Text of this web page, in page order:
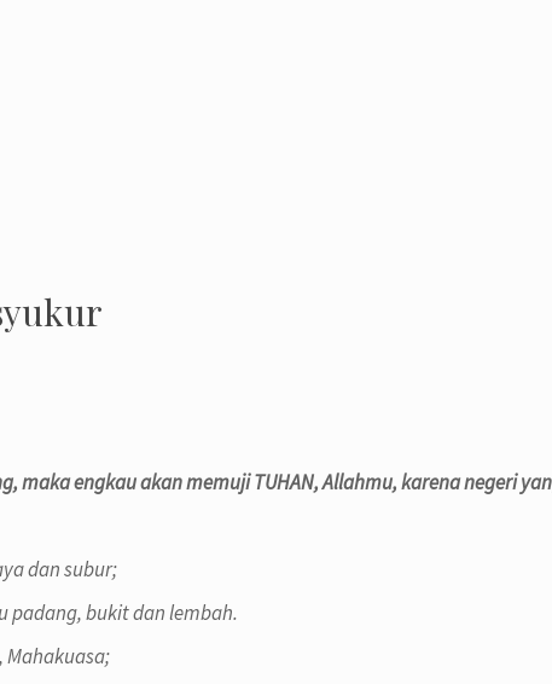
maka engkau akan memuji TUHAN, Allahmu, karena negeri
dan subur;
padang, bukit dan lembah.
Mahakuasa;